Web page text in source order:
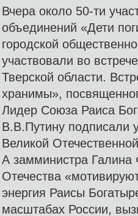
Вчера около 50-ти
объединений «Дети
городской
участвовали во
Тверской области.
хранимы»,
Лидер Союза Раиса
В.В.Путину подписали
Великой
А замминистра Галина
Отечества
энергия Раисы
масштабах России,